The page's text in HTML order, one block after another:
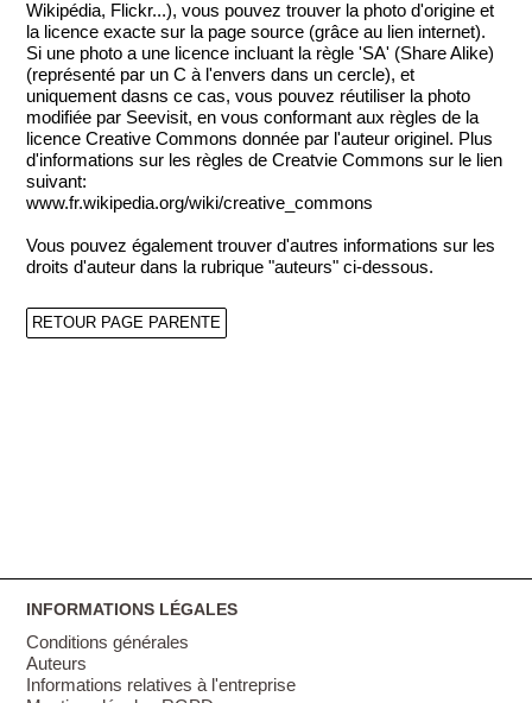
Wikipédia, Flickr...), vous pouvez trouver la photo d'origine et
la licence exacte sur la page source (grâce au lien internet).
Si une photo a une licence incluant la règle 'SA' (Share Alike)
(représenté par un C à l'envers dans un cercle), et
uniquement dasns ce cas, vous pouvez réutiliser la photo
modifiée par Seevisit, en vous conformant aux règles de la
licence Creative Commons donnée par l'auteur originel. Plus
d'informations sur les règles de Creatvie Commons sur le lien
suivant:
www.fr.wikipedia.org/wiki/creative_commons
Vous pouvez également trouver d'autres informations sur les
droits d'auteur dans la rubrique "auteurs" ci-dessous.
RETOUR PAGE PARENTE
INFORMATIONS LÉGALES
Conditions générales
Auteurs
Informations relatives à l'entreprise